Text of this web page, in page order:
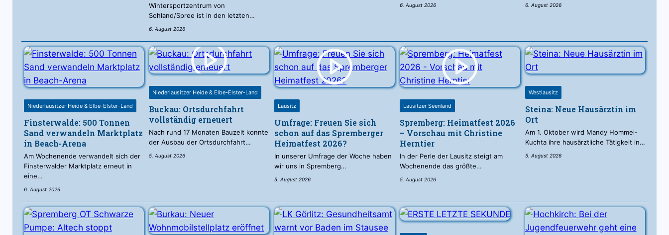
Wintersportzentrum von
Sohland/Spree ist in den letzten…
6. August 2026
6. August 2026 6. August 2026
Niederlausitzer Heide & Elbe-Elster-Land
Finsterwalde: 500 Tonnen
Sand verwandeln Marktplatz
in Beach-Arena
Am Wochenende verwandelt sich der
Finsterwalder Marktplatz erneut in
eine…
6. August 2026
Niederlausitzer Heide & Elbe-Elster-Land
Buckau: Ortsdurchfahrt
vollständig erneuert
Nach rund 17 Monaten Bauzeit konnte
der Ausbau der Ortsdurchfahrt…
5. August 2026
Lausitz
Umfrage: Freuen Sie sich
schon auf das Spremberger
Heimatfest 2026?
In unserer Umfrage der Woche haben
wir uns in Spremberg…
5. August 2026
Lausitzer Seenland
Spremberg: Heimatfest 2026
– Vorschau mit Christine
Herntier
In der Perle der Lausitz steigt am
Wochenende das größte…
5. August 2026
Westlausitz
Steina: Neue Hausärztin im
Ort
Am 1. Oktober wird Mandy Hommel-
Kuchta ihre hausärztliche Tätigkeit in…
5. August 2026